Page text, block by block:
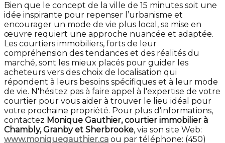
Bien que le concept de la ville de 15 minutes soit une
idée inspirante pour repenser l’urbanisme et
encourager un mode de vie plus local, sa mise en
œuvre requiert une approche nuancée et adaptée.
Les courtiers immobiliers, forts de leur
compréhension des tendances et des réalités du
marché, sont les mieux placés pour guider les
acheteurs vers des choix de localisation qui
répondent à leurs besoins spécifiques et à leur mode
de vie. N'hésitez pas à faire appel à l'expertise de votre
courtier pour vous aider à trouver le lieu idéal pour
votre prochaine propriété. Pour plus d'informations,
contactez Monique Gauthier, courtier immobilier à
Chambly, Granby et Sherbrooke, via son site Web:
www.moniquegauthier.ca ou par téléphone: (450)